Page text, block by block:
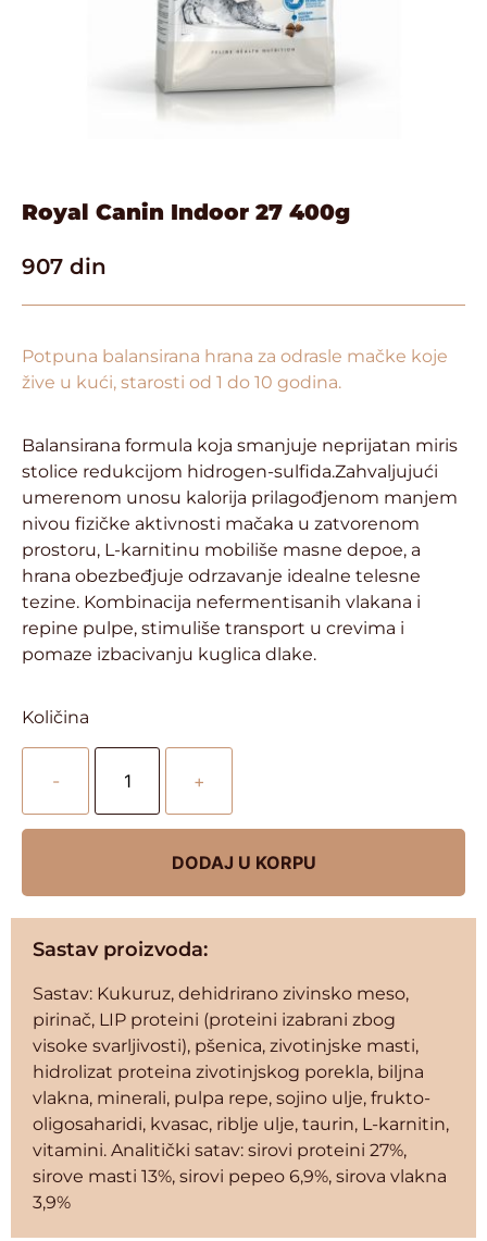
Royal Canin Indoor 27 400g
907 din
Potpuna balansirana hrana za odrasle mačke koje
žive u kući, starosti od 1 do 10 godina.
Balansirana formula koja smanjuje neprijatan miris
stolice redukcijom hidrogen-sulfida.Zahvaljujući
umerenom unosu kalorija prilagođjenom manjem
nivou fizičke aktivnosti mačaka u zatvorenom
prostoru, L-karnitinu mobiliše masne depoe, a
hrana obezbeđjuje odrzavanje idealne telesne
tezine. Kombinacija nefermentisanih vlakana i
repine pulpe, stimuliše transport u crevima i
pomaze izbacivanju kuglica dlake.
Količina
- +
DODAJ U KORPU
Sastav proizvoda:
Sastav: Kukuruz, dehidrirano zivinsko meso,
pirinač, LIP proteini (proteini izabrani zbog
visoke svarljivosti), pšenica, zivotinjske masti,
hidrolizat proteina zivotinjskog porekla, biljna
vlakna, minerali, pulpa repe, sojino ulje, frukto-
oligosaharidi, kvasac, riblje ulje, taurin, L-karnitin,
vitamini. Analitički satav: sirovi proteini 27%,
sirove masti 13%, sirovi pepeo 6,9%, sirova vlakna
3,9%